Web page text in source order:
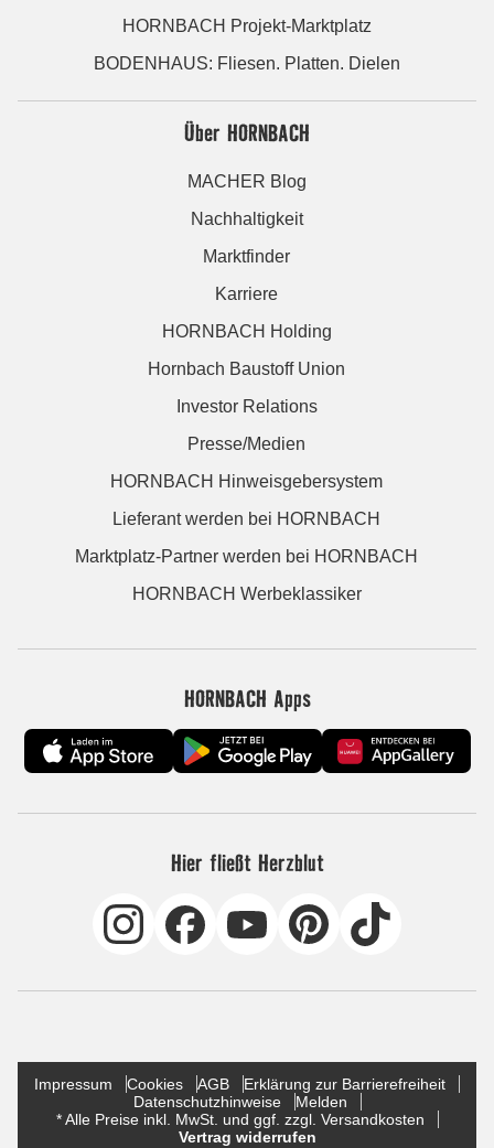
HORNBACH Projekt-Marktplatz
BODENHAUS: Fliesen. Platten. Dielen
Über HORNBACH
MACHER Blog
Nachhaltigkeit
Marktfinder
Karriere
HORNBACH Holding
Hornbach Baustoff Union
Investor Relations
Presse/Medien
HORNBACH Hinweisgebersystem
Lieferant werden bei HORNBACH
Marktplatz-Partner werden bei HORNBACH
HORNBACH Werbeklassiker
HORNBACH Apps
Hier fließt Herzblut
Impressum Cookies AGB
Erklärung zur Barrierefreiheit
Datenschutzhinweise
Melden
* Alle Preise inkl. MwSt. und ggf. zzgl. Versandkosten
Vertrag widerrufen